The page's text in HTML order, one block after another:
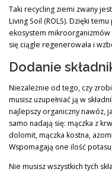
Taki recycling ziemi zwany
Living Soil (ROLS). Dzięki
ekosystem
się ciągle regenerowała i
Dodanie
Niezależnie od tego, czy
musisz uzupełniać ją w
najlepszy organiczny nawóz,
samo nadają się: mączka z
dolomit, mączka kostna,
Wspomagają one ilość
Nie musisz wszystkich tych